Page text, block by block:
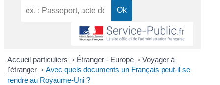
Accueil particuliers > Étranger - Europe > Voyager à
l'étranger > Avec quels documents un Français peut-il se
rendre au Royaume-Uni ?